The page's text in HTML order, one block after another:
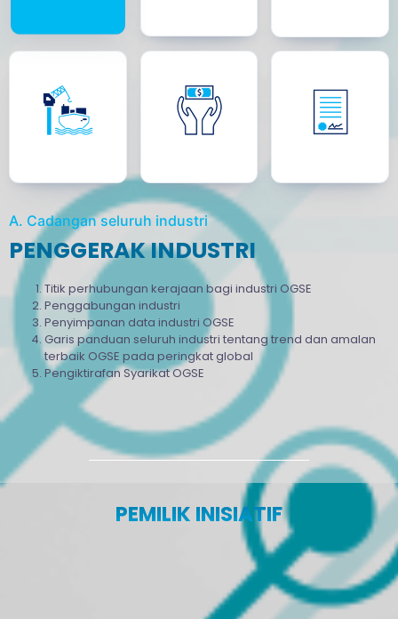
A. Cadangan seluruh industri
PENGGERAK INDUSTRI
Titik perhubungan kerajaan bagi industri OGSE
Penggabungan industri
Penyimpanan data industri OGSE
Garis panduan seluruh industri tentang trend dan amalan
terbaik OGSE pada peringkat global
Pengiktirafan Syarikat OGSE
PEMILIK INISIATIF